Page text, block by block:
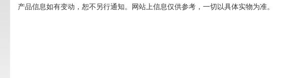
产品信息如有变动，恕不另行通知。网站上信息仅供参考，一切以具体实物为准。